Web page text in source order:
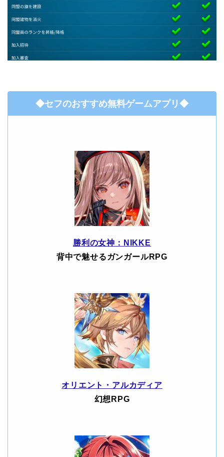
◆セフのおすすめ無料ゲームアプリ◆
勝利の女神：NIKKE
背中で魅せるガンガールRPG
オリエント・アルカディア
幻想RPG